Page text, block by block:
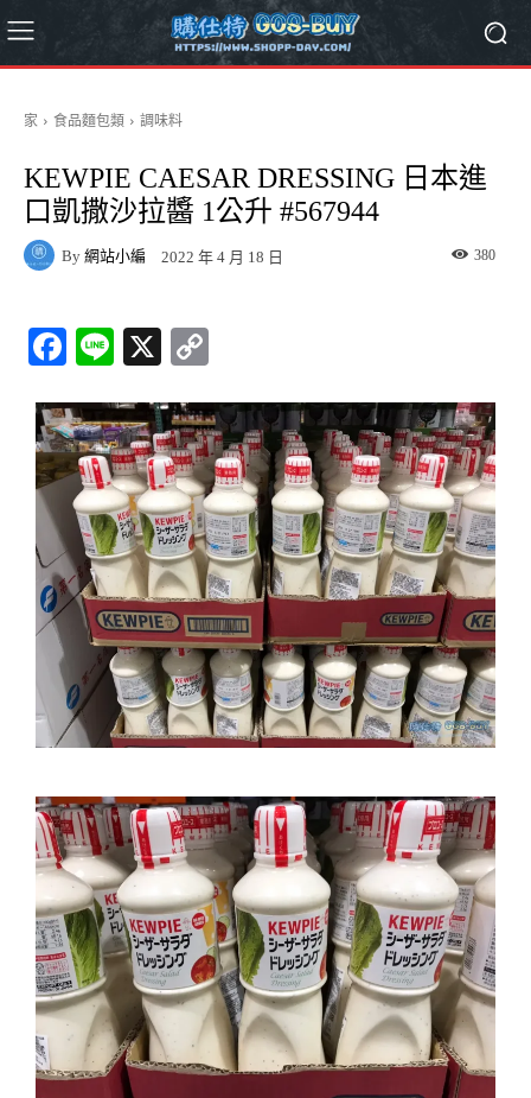
家 食品麵包類 調味料
KEWPIE CAESAR DRESSING 日本進
口凱撒沙拉醬 1公升 #567944
By 網站小編 2022 年 4 月 18 日 380
Fa
bo
ok
Li
X
y
Li
nk